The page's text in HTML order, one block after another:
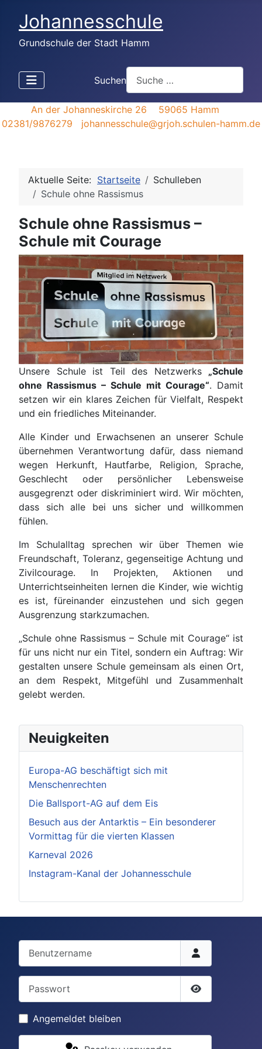
Johannesschule
Grundschule der Stadt Hamm
Suchen
An der Johanneskirche 26 59065 Hamm
02381/9876279 johannesschule@grjoh.schulen-hamm.de
Aktuelle Seite: Startseite
Schulleben
Schule ohne Rassismus
Schule ohne Rassismus –
Schule mit Courage
Unsere Schule ist Teil des Netzwerks „Schule
ohne Rassismus – Schule mit Courage“. Damit
setzen wir ein klares Zeichen für Vielfalt, Respekt
und ein friedliches Miteinander.
Alle Kinder und Erwachsenen an unserer Schule
übernehmen Verantwortung dafür, dass niemand
wegen Herkunft, Hautfarbe, Religion, Sprache,
Geschlecht oder persönlicher Lebensweise
ausgegrenzt oder diskriminiert wird. Wir möchten,
dass sich alle bei uns sicher und willkommen
fühlen.
Im Schulalltag sprechen wir über Themen wie
Freundschaft, Toleranz, gegenseitige Achtung und
Zivilcourage. In Projekten, Aktionen und
Unterrichtseinheiten lernen die Kinder, wie wichtig
es ist, füreinander einzustehen und sich gegen
Ausgrenzung starkzumachen.
„Schule ohne Rassismus – Schule mit Courage“ ist
für uns nicht nur ein Titel, sondern ein Auftrag: Wir
gestalten unsere Schule gemeinsam als einen Ort,
an dem Respekt, Mitgefühl und Zusammenhalt
gelebt werden.
Neuigkeiten
Europa-AG beschäftigt sich mit
Menschenrechten
Die Ballsport-AG auf dem Eis
Besuch aus der Antarktis – Ein besonderer
Vormittag für die vierten Klassen
Karneval 2026
Instagram-Kanal der Johannesschule
Benutzername
Passwort
Passwort
Angemeldet bleiben